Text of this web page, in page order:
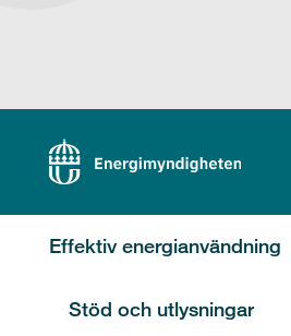
Effektiv energianvändning
Stöd och utlysningar